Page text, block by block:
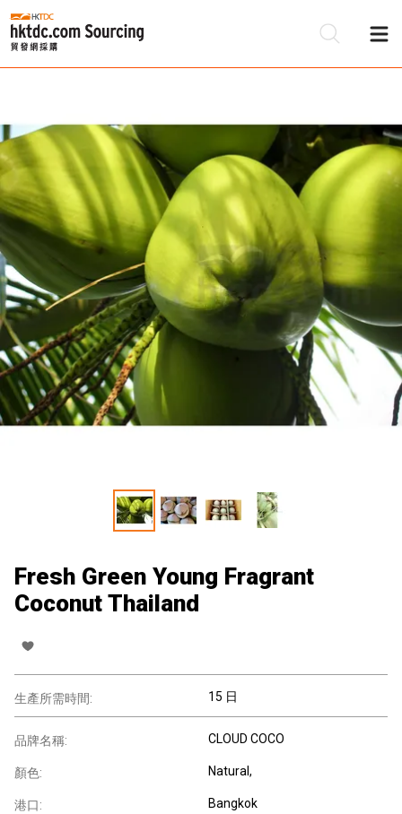
Fresh Green Young Fragrant
Coconut Thailand
生產所需時間: 15 日
品牌名稱: CLOUD COCO
顏色: Natural,
港口: Bangkok